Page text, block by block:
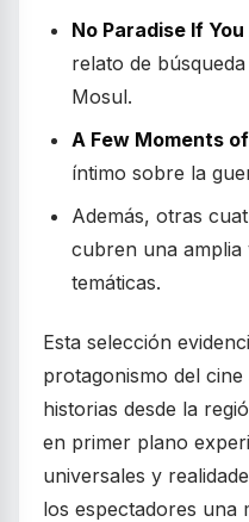
No Paradise If
relato de
Mosul.
A Few Moments
íntimo sobre la
Además, otras
cubren una amplia
temáticas.
Esta selección
protagonismo del
historias desde la
en primer plano
universales y
los espectadores una